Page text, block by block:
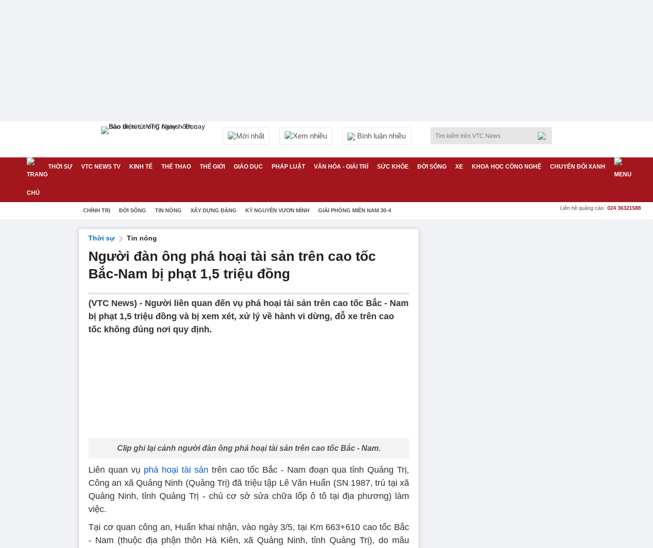
Mới nhất Xem nhiều Bình luận nhiều
THỜI SỰ VTC NEWS TV KINH TẾ THỂ THAO THẾ GIỚI GIÁO DỤC PHÁP LUẬT VĂN HÓA - GIẢI TRÍ SỨC KHỎE ĐỜI SỐNG XE KHOA HỌC CÔNG NGHỆ CHUYỂN ĐỔI XANH
CHÍNH TRỊ ĐỜI SỐNG TIN NÓNG XÂY DỰNG ĐẢNG KỶ NGUYÊN VƯƠN MÌNH GIẢI PHÓNG MIỀN NAM 30-4 Liên hệ quảng cáo: 024 36321588
Thời sự Tin nóng
Người đàn ông phá hoại tài sản trên cao tốc
Bắc-Nam bị phạt 1,5 triệu đồng
(VTC News) - Người liên quan đến vụ phá hoại tài sản trên cao tốc Bắc - Nam
bị phạt 1,5 triệu đồng và bị xem xét, xử lý về hành vi dừng, đỗ xe trên cao
tốc không đúng nơi quy định.
Clip ghi lại cảnh người đàn ông phá hoại tài sản trên cao tốc Bắc - Nam.
Liên quan vụ phá hoại tài sản trên cao tốc Bắc - Nam đoạn qua tỉnh Quảng Trị,
Công an xã Quảng Ninh (Quảng Trị) đã triệu tập Lê Văn Huấn (SN 1987, trú tại xã
Quảng Ninh, tỉnh Quảng Trị - chủ cơ sở sửa chữa lốp ô tô tại địa phương) làm
việc.
Tại cơ quan công an, Huấn khai nhận, vào ngày 3/5, tại Km 663+610 cao tốc Bắc
- Nam (thuộc địa phận thôn Hà Kiên, xã Quảng Ninh, tỉnh Quảng Trị), do mâu